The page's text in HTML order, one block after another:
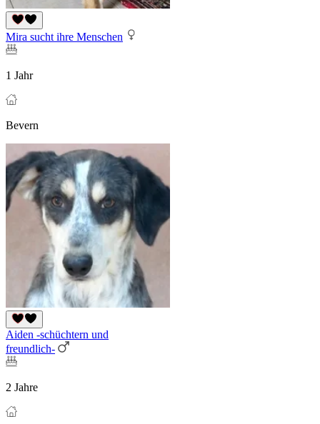
Mira sucht ihre Menschen
1 Jahr
Bevern
Aiden -schüchtern und
freundlich-
2 Jahre